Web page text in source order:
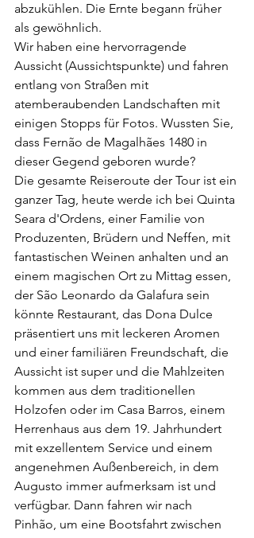
abzukühlen. Die Ernte begann früher
als gewöhnlich.
Wir haben eine hervorragende
Aussicht (Aussichtspunkte) und fahren
entlang von Straßen mit
atemberaubenden Landschaften mit
einigen Stopps für Fotos. Wussten Sie,
dass Fernão de Magalhães 1480 in
dieser Gegend geboren wurde?
Die gesamte Reiseroute der Tour ist ein
ganzer Tag, heute werde ich bei Quinta
Seara d'Ordens, einer Familie von
Produzenten, Brüdern und Neffen, mit
fantastischen Weinen anhalten und an
einem magischen Ort zu Mittag essen,
der São Leonardo da Galafura sein
könnte Restaurant, das Dona Dulce
präsentiert uns mit leckeren Aromen
und einer familiären Freundschaft, die
Aussicht ist super und die Mahlzeiten
kommen aus dem traditionellen
Holzofen oder im Casa Barros, einem
Herrenhaus aus dem 19. Jahrhundert
mit exzellentem Service und einem
angenehmen Außenbereich, in dem
Augusto immer aufmerksam ist und
verfügbar. Dann fahren wir nach
Pinhão, um eine Bootsfahrt zwischen